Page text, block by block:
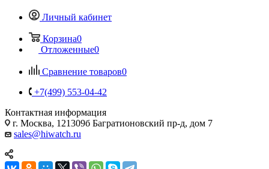
Личный кабинет
Корзина0
Отложенные0
Сравнение товаров0
+7(499) 553-04-42
Контактная информация
г. Москва, 121309б Багратионовский пр-д, дом 7
sales@hiwatch.ru